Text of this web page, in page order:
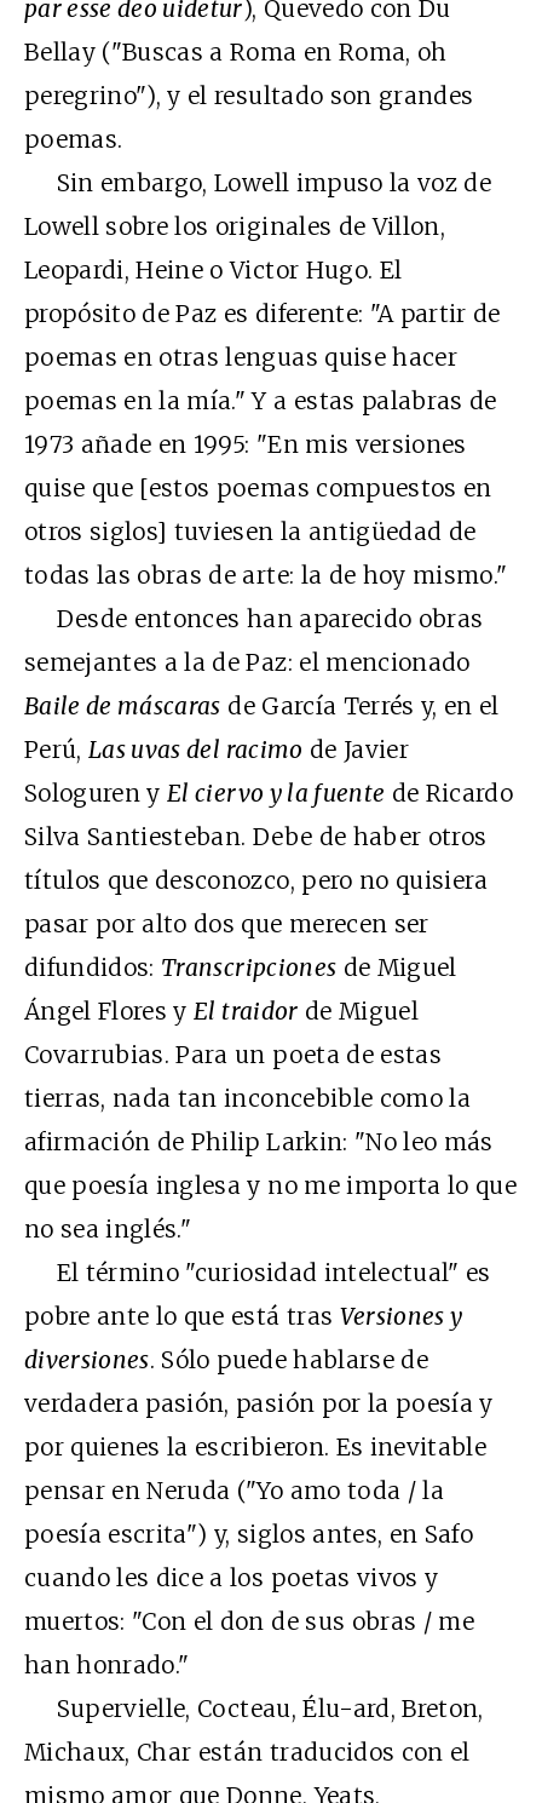
par esse deo uidetur), Quevedo con Du
Bellay ("Buscas a Roma en Roma, oh
peregrino"), y el resultado son grandes
poemas.
Sin embargo, Lowell impuso la voz de
Lowell sobre los originales de Villon,
Leopardi, Heine o Victor Hugo. El
propósito de Paz es diferente: "A partir de
poemas en otras lenguas quise hacer
poemas en la mía." Y a estas palabras de
1973 añade en 1995: "En mis versiones
quise que [estos poemas compuestos en
otros siglos] tuviesen la antigüedad de
todas las obras de arte: la de hoy mismo."
Desde entonces han aparecido obras
semejantes a la de Paz: el mencionado
Baile de máscaras de García Terrés y, en el
Perú,Las uvas del racimo de Javier
Sologuren yEl ciervo y la fuente de Ricardo
Silva Santiesteban. Debe de haber otros
títulos que desconozco, pero no quisiera
pasar por alto dos que merecen ser
difundidos: Transcripciones de Miguel
Ángel Flores yEl traidor de Miguel
Covarrubias. Para un poeta de estas
tierras, nada tan inconcebible como la
afirmación de Philip Larkin: "No leo más
que poesía inglesa y no me importa lo que
no sea inglés."
El término "curiosidad intelectual" es
pobre ante lo que está tras Versiones y
diversiones. Sólo puede hablarse de
verdadera pasión, pasión por la poesía y
por quienes la escribieron. Es inevitable
pensar en Neruda ("Yo amo toda / la
poesía escrita") y, siglos antes, en Safo
cuando les dice a los poetas vivos y
muertos: "Con el don de sus obras / me
han honrado."
Supervielle, Cocteau, Élu-ard, Breton,
Michaux, Char están traducidos con el
mismo amor que Donne, Yeats,